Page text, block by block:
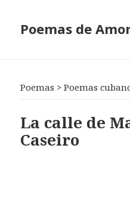
Poemas de
Poemas >Poemas
La calle de
Caseiro